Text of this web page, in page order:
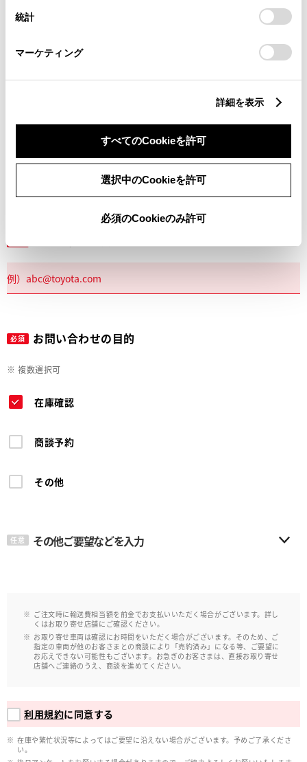
設定の変更、同意を撤回したりするにあたっては、当社の
「Cookie（クッキー）情報の取り扱いについて
」をご覧くだ
統計
マーケティング
詳細を表示
すべてのCookieを許可
選択中のCookieを許可
必須のCookieのみ許可
任意 建物名
必須 お問い合わせの目的
※ 複数選択可
在庫確認
商談予約
その他
任意 その他ご要望などを入力
ご注文時に輸送費相当額を前金でお支払いいただく場合がございます。詳し
くはお取り寄せ店舗にご確認ください。
お取り寄せ車両は確認にお時間をいただく場合がございます。そのため、ご
指定の車両が他のお客さまとの商談により「売約済み」になる等、ご要望に
お応えできない可能性もございます。お急ぎのお客さまは、直接お取り寄せ
店舗へご連絡のうえ、商談を進めてください。
利用規約に同意する
在庫や繁忙状況等によってはご要望に沿えない場合がございます。予めご了承くださ
い。